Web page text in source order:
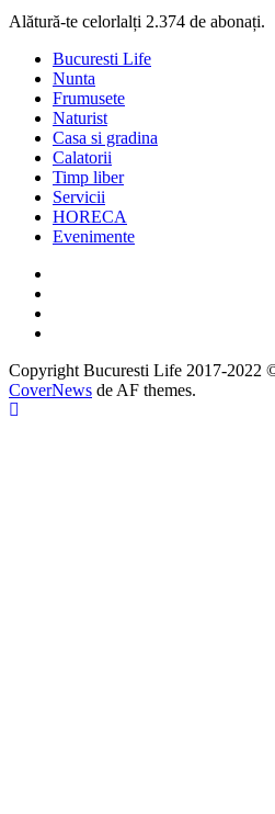
Alătură-te celorlalți 2.374 de abonați.
Bucuresti Life
Nunta
Frumusete
Naturist
Casa si gradina
Calatorii
Timp liber
Servicii
HORECA
Evenimente
Copyright Bucuresti Life 2017-2022
CoverNews de AF themes.